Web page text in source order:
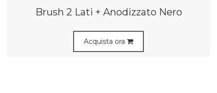
Brush 2 Lati + Anodizzato Nero
Acquista ora